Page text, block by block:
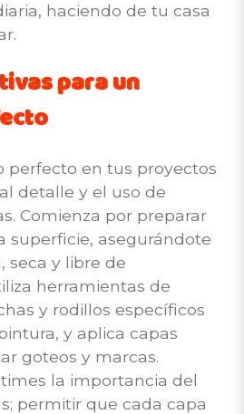
haciendo de tu casa
para un
perfecto en tus proyectos
detalle y el uso de
Comienza por preparar
superficie, asegurándote
seca y libre de
herramientas de
y rodillos específicos
y aplica capas
goteos y marcas.
la importancia del
permitir que cada capa